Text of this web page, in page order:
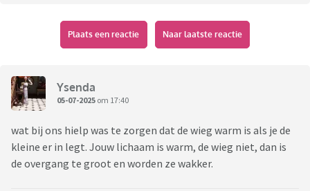
Plaats een reactie Naar laatste reactie
Ysenda
05-07-2025 om 17:40
wat bij ons hielp was te zorgen dat de wieg warm is als je de
kleine er in legt. Jouw lichaam is warm, de wieg niet, dan is
de overgang te groot en worden ze wakker.